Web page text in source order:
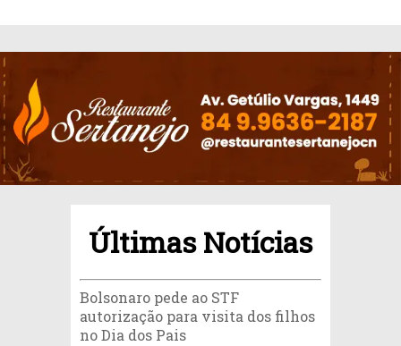
Últimas Notícias
Bolsonaro pede ao STF
autorização para visita dos filhos
no Dia dos Pais